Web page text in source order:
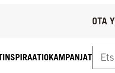
INSPIRAATIOKAMPANJAT
OTA